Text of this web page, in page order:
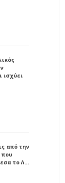
ισχύει
από την
που
το Λ…